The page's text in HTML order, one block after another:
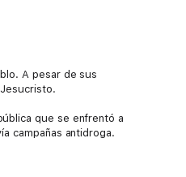
A pesar de sus
que se enfrentó a
campañas antidroga.